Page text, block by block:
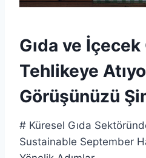
Gıda ve
Tehlikeye
Görüşünüzü
# Küresel Gıda
Sustainable September